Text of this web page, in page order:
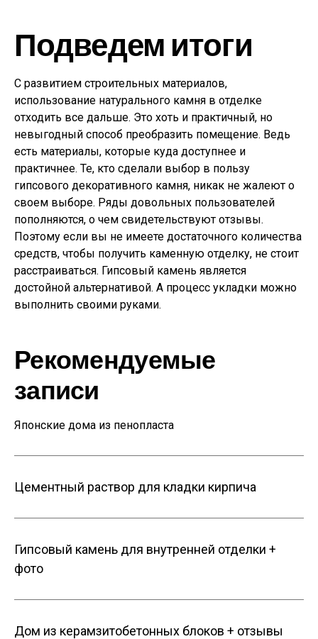
Подведем итоги
С развитием строительных материалов,
использование натурального камня в отделке
отходить все дальше. Это хоть и практичный, но
невыгодный способ преобразить помещение. Ведь
есть материалы, которые куда доступнее и
практичнее. Те, кто сделали выбор в пользу
гипсового декоративного камня, никак не жалеют о
своем выборе. Ряды довольных пользователей
пополняются, о чем свидетельствуют отзывы.
Поэтому если вы не имеете достаточного количества
средств, чтобы получить каменную отделку, не стоит
расстраиваться. Гипсовый камень является
достойной альтернативой. А процесс укладки можно
выполнить своими руками.
Рекомендуемые
записи
Японские дома из пенопласта
Цементный раствор для кладки кирпича
Гипсовый камень для внутренней отделки +
фото
Дом из керамзитобетонных блоков + отзывы